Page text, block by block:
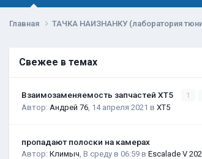
Главная ТАЧКА НАИЗНАНКУ (лаборатория
Свежее в темах
Взаимозаменяемость запчастей XT5 1
Автор: Андрей 76 14 апреля 2021 в XT5
пропадают полоски на камерах
Автор: Климыч В среду в 06:59 в Escalade V